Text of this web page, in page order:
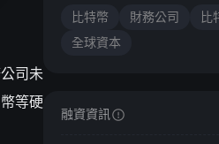
司未
等硬
比特幣 財務公司
比
全球資本
融資資訊